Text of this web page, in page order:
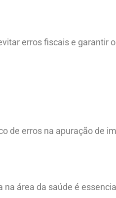
erros fiscais e garantir
de erros na apuração de
área da saúde é